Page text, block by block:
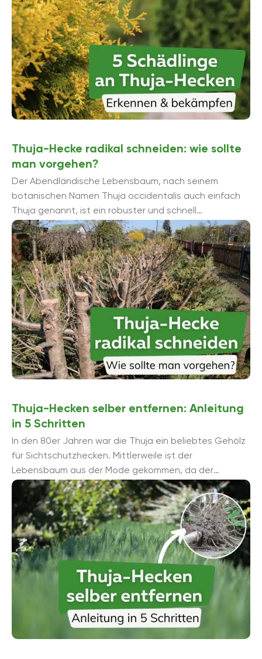
Thuja-Hecke radikal schneiden: wie sollte
man vorgehen?
Der Abendländische Lebensbaum, nach seinem
botanischen Namen Thuja occidentalis auch einfach
Thuja genannt, ist ein robuster und schnell
wachsender Nadelbaum, der als Solitär viele hundert
Jahre alt und ...
Thuja-Hecken selber entfernen: Anleitung
in 5 Schritten
In den 80er Jahren war die Thuja ein beliebtes Gehölz
für Sichtschutzhecken. Mittlerweile ist der
Lebensbaum aus der Mode gekommen, da der
jährliche Schnitt mit einem hohen ...